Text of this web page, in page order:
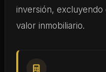
inversión, excluyendo
valor inmobiliario.